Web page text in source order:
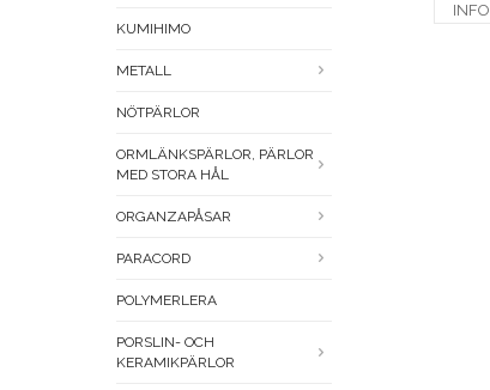
KUMIHIMO
METALL
NÖTPÄRLOR
ORMLÄNKSPÄRLOR, PÄRLOR
MED STORA HÅL
ORGANZAPÅSAR
PARACORD
POLYMERLERA
PORSLIN- OCH
KERAMIKPÄRLOR
INFO